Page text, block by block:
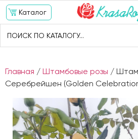
Каталог
Главная / Штамбовые розы /
Серебрейшен (Golden